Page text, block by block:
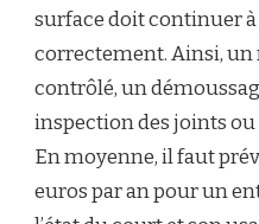
surface doit continuer à
correctement. Ainsi,
contrôlé, un
inspection des joints ou
En moyenne, il faut
euros par an pour un